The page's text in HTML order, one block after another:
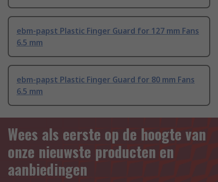
ebm-papst Plastic Finger Guard for 127 mm Fans
6.5 mm
ebm-papst Plastic Finger Guard for 80 mm Fans
6.5 mm
Wees als eerste op de hoogte van
onze nieuwste producten en
aanbiedingen